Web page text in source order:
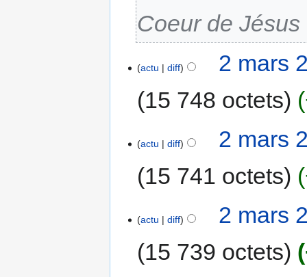
Coeur de Jésus
actu diff
2 mars
15 748 octets
actu diff
2 mars
15 741 octets
actu diff
2 mars
15 739 octets